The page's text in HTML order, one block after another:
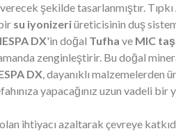
şekilde tasarlanmıştır.
su iyonizeriüreticisinin duş
DX'in doğal Tufha ve MIC
zenginleştirir. Bu doğal
DX, dayanıklı malzemelerden
yapacağınız uzun vadeli
ihtiyacı azaltarak çevreye